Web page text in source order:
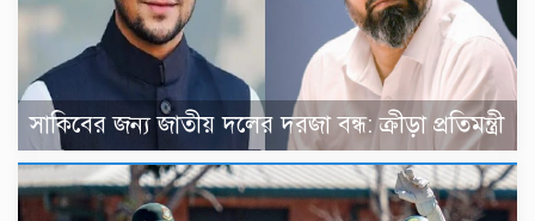
সাকিবের জন্য জাতীয় দলের দরজা বন্ধ: ক্রীড়া প্রতিমন্ত্রী